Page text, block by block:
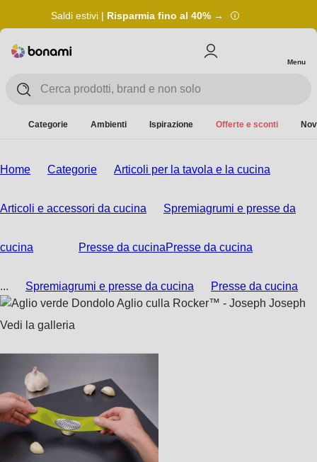
Saldi estivi | Risparmia fino al 40% →
Menu
Categorie Ambienti Ispirazione Offerte e sconti
Home Categorie Articoli per la tavola e la cucina
Articoli e accessori da cucina Spremiagrumi e presse da
cucina Presse da cucinaPresse da cucina
... Spremiagrumi e presse da cucina Presse da cucina
Vedi la galleria